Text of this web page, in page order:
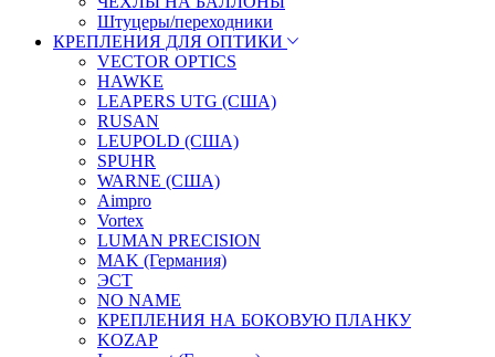
Штуцеры/переходники
КРЕПЛЕНИЯ ДЛЯ ОПТИКИ
VECTOR OPTICS
HAWKE
LEAPERS UTG (США)
RUSAN
LEUPOLD (США)
SPUHR
WARNE (США)
Aimpro
Vortex
LUMAN PRECISION
MAK (Германия)
ЭСТ
NO NAME
КРЕПЛЕНИЯ НА БОКОВУЮ ПЛАНКУ
KOZAP